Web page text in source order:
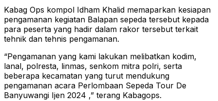
Kabag Ops kompol Idham Khalid memaparkan kesiapan
pengamanan kegiatan Balapan sepeda tersebut kepada
para peserta yang hadir dalam rakor tersebut terkait
tehnik dan tehnis pengamanan.
“Pengamanan yang kami lakukan melibatkan kodim,
lanal, polresta, linmas, senkom mitra polri, serta
beberapa kecamatan yang turut mendukung
pengamanan acara Perlombaan Sepeda Tour De
Banyuwangi Ijen 2024 ,” terang Kabagops.